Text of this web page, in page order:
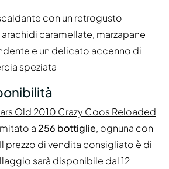
con un retrogusto
caramellate, marzapane
e un delicato accenno di
speziata
Old 2010 Crazy Coos Reloaded
a 256 bottiglie, ognuna con
prezzo di vendita consigliato è di
sarà disponibile dal 12